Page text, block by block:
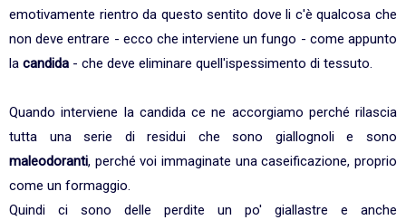
emotivamente rientro da questo sentito dove li c'è qualcosa che
non deve entrare - ecco che interviene un fungo - come appunto
la candida - che deve eliminare quell'ispessimento di tessuto.
Quando interviene la candida ce ne accorgiamo perché rilascia
tutta una serie di residui che sono giallognoli e sono
maleodoranti, perché voi immaginate una caseificazione, proprio
come un formaggio.
Quindi ci sono delle perdite un po' giallastre e anche